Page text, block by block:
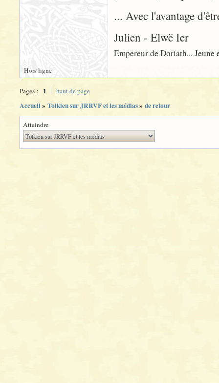
... Avec l'avantage
Julien - Elwë Ier
Empereur de Doriath... Jeune
Hors ligne
Pages : 1 haut de page
Accueil» Tolkien sur JRRVF et les médias» de retour
Atteindre